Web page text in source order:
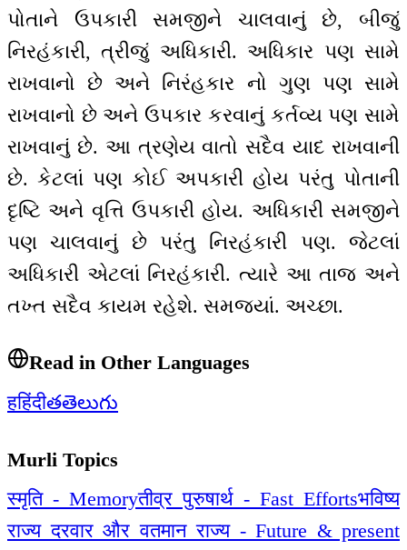
પોતાને ઉપકારી સમજીને ચાલવાનું છે, બીજું
નિરહંકારી, ત્રીજું અધિકારી. અધિકાર પણ સામે
રાખવાનો છે અને નિરંહકાર નો ગુણ પણ સામે
રાખવાનો છે અને ઉપકાર કરવાનું કર્તવ્ય પણ સામે
રાખવાનું છે. આ ત્રણેય વાતો સદૈવ યાદ રાખવાની
છે. કેટલાં પણ કોઈ અપકારી હોય પરંતુ પોતાની
દૃષ્ટિ અને વૃત્તિ ઉપકારી હોય. અધિકારી સમજીને
પણ ચાલવાનું છે પરંતુ નિરહંકારી પણ. જેટલાં
અધિકારી એટલાં નિરહંકારી. ત્યારે આ તાજ અને
તખ્ત સદૈવ કાયમ રહેશે. સમજ્યાં. અચ્છા.
Read in Other Languages
हहिंदीతతెలుగు
Murli Topics
स्मृति - Memoryतीव्र पुरुषार्थ - Fast Effortsभविष्य
राज्य दरवार और वतमान राज्य - Future & present